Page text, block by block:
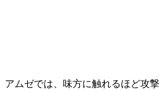
アムゼでは、味方に触れるほど攻